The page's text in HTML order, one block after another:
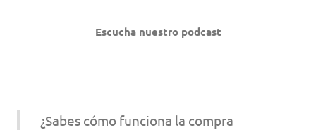
Escucha nuestro podcast
¿Sabes cómo funciona la compra